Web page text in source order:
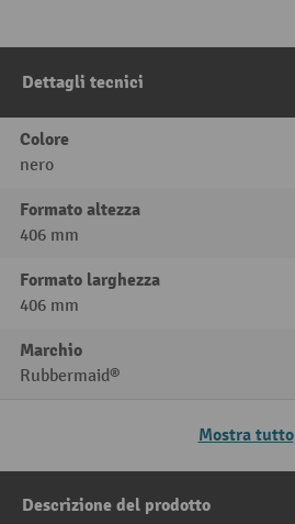
Dettagli tecnici
Colore
nero
Formato altezza
406 mm
Formato larghezza
406 mm
Marchio
Rubbermaid®
Mostra tutto
Descrizione del prodotto